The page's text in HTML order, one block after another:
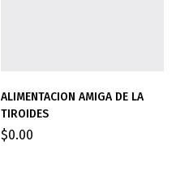
ALIMENTACION AMIGA DE LA
TIROIDES
$0.00